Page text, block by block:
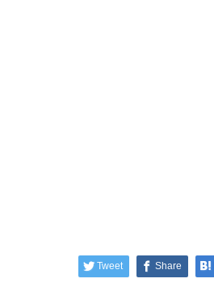
Tweet Share